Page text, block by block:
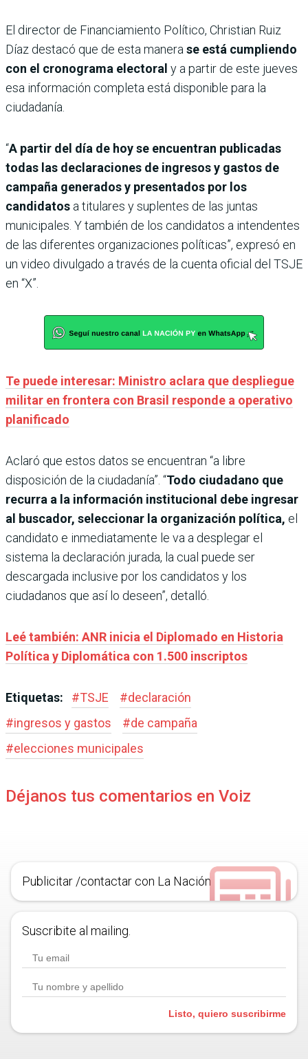
El director de Financiamiento Político, Christian Ruiz
Díaz destacó que de esta manerase está cumpliendo
con el cronograma electoral y a partir de este jueves
esa información completa está disponible para la
ciudadanía.
“A partir del día de hoy se encuentran publicadas
todas las declaraciones de ingresos y gastos de
campaña generados y presentados por los
candidatos a titulares y suplentes de las juntas
municipales. Y también de los candidatos a intendentes
de las diferentes organizaciones políticas”, expresó en
un video divulgado a través de la cuenta oficial del TSJE
en “X”.
Te puede interesar: Ministro aclara que despliegue
militar en frontera con Brasil responde a operativo
planificado
Aclaró que estos datos se encuentran “a libre
disposición de la ciudadanía”. “Todo ciudadano que
recurra a la información institucional debe ingresar
al buscador, seleccionar la organización política, el
candidato e inmediatamente le va a desplegar el
sistema la declaración jurada, la cual puede ser
descargada inclusive por los candidatos y los
ciudadanos que así lo deseen”, detalló.
Leé también: ANR inicia el Diplomado en Historia
Política y Diplomática con 1.500 inscriptos
Etiquetas: #TSJE #declaración
#ingresos y gastos #de campaña
#elecciones municipales
Déjanos tus comentarios en Voiz
Publicitar /contactar con La Nación
Suscribite al mailing.
Listo, quiero suscribirme